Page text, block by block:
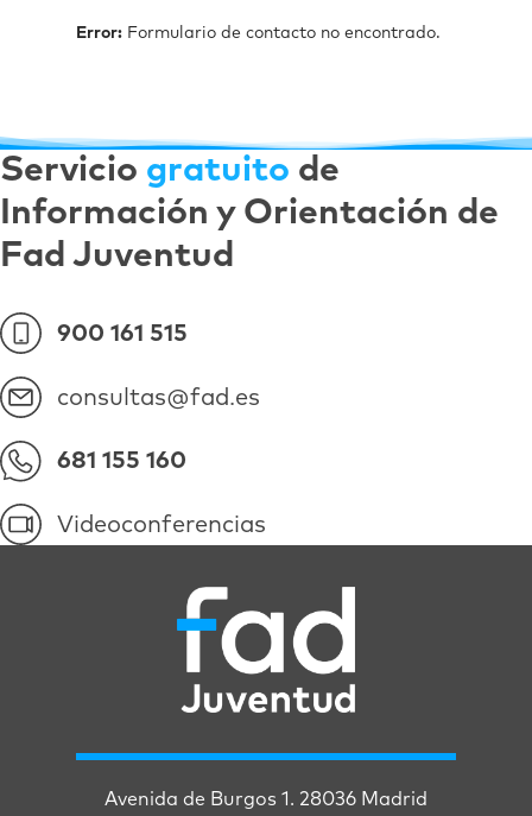
Error: Formulario de contacto no encontrado.
Servicio gratuito de
Información y Orientación de
Fad Juventud
900 161 515
consultas@fad.es
681 155 160
Videoconferencias
Avenida de Burgos 1. 28036 Madrid